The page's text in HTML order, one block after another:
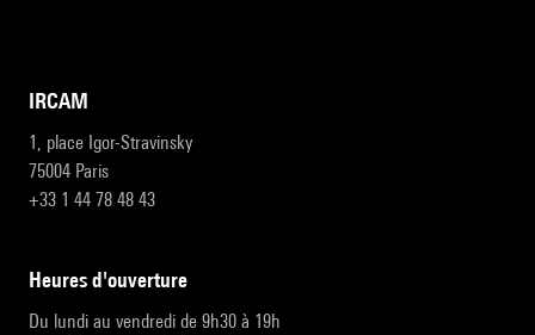
IRCAM
1, place Igor-Stravinsky
75004 Paris
+33 1 44 78 48 43
heures d'ouverture
Du lundi au vendredi de 9h30 à 19h